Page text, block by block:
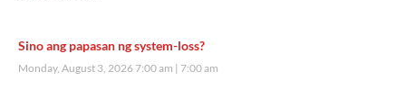
Sino ang papasan ng system-loss?
Monday, August 3, 2026 7:00 am 7:00 am